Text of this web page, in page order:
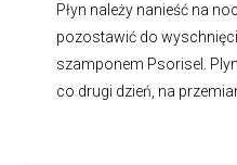
Płyn należy nanieść na
pozostawić do
szamponem Psorisel.
co drugi dzień, na